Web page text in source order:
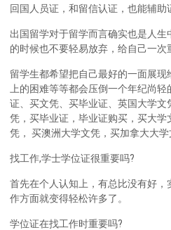
回国人员证，和留信认证，也能辅助
出国留学对于留学而言确实也是人
的时候也不要轻易放弃，给自己一次
留学生都希望把自己最好的一面展
上的困难等等都会压倒一个年纪尚
证、买文凭、买毕业证、英国大学
凭，买毕业证，毕业证购买，买大
凭， 买澳洲大学文凭，买加拿大大
找工作,学士学位证很重要吗?
首先在个人认知上，有总比没有好
作方面就变得轻松许多了。
学位证在找工作时重要吗?